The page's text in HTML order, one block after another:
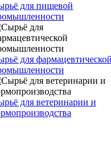
для пищевой
для фармацевтической
для ветеринарии и